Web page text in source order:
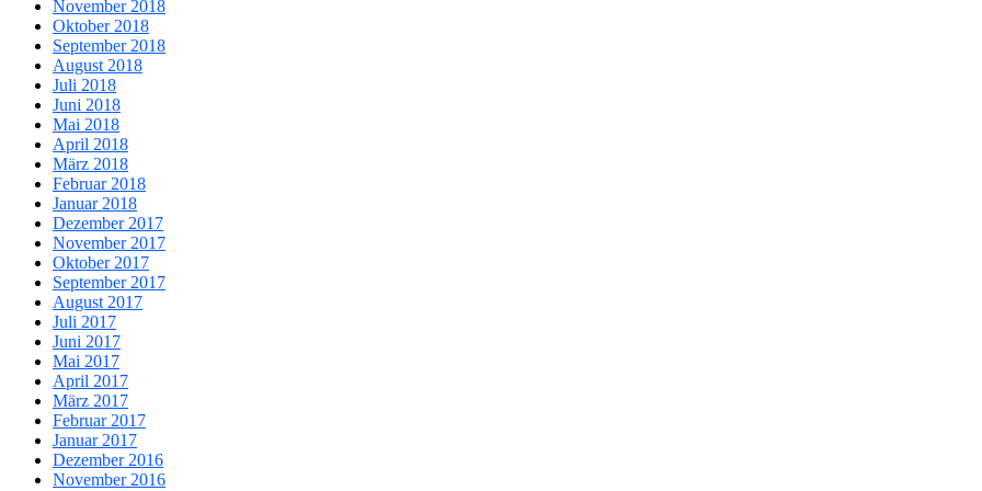
November 2018
Oktober 2018
September 2018
August 2018
Juli 2018
Juni 2018
Mai 2018
April 2018
März 2018
Februar 2018
Januar 2018
Dezember 2017
November 2017
Oktober 2017
September 2017
August 2017
Juli 2017
Juni 2017
Mai 2017
April 2017
März 2017
Februar 2017
Januar 2017
Dezember 2016
November 2016